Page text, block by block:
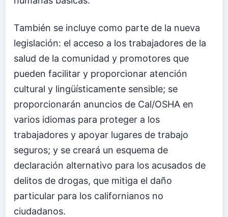
También se incluye como parte de la nueva
legislación: el acceso a los trabajadores de la
salud de la comunidad y promotores que
pueden facilitar y proporcionar atención
cultural y lingüísticamente sensible; se
proporcionarán anuncios de Cal/OSHA en
varios idiomas para proteger a los
trabajadores y apoyar lugares de trabajo
seguros; y se creará un esquema de
declaración alternativo para los acusados de
delitos de drogas, que mitiga el daño
particular para los californianos no
ciudadanos.